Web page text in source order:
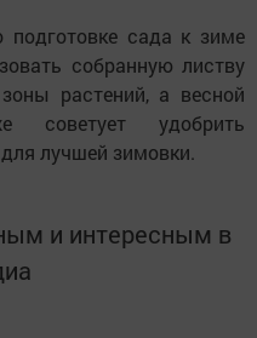
подготовке сада к зиме
собранную листву
растений, а весной
удобрить
лучшей зимовки.
и интересным в